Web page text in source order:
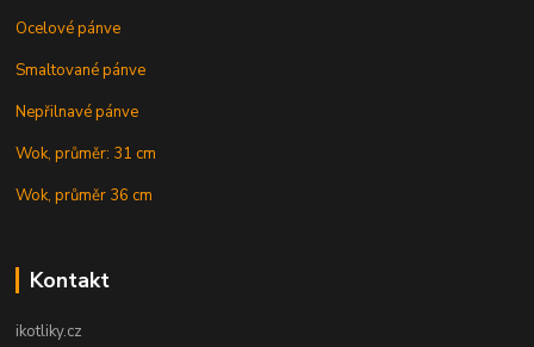
Ocelové pánve
Smaltované pánve
Nepřilnavé pánve
Wok, průměr: 31 cm
Wok, průměr 36 cm
Kontakt
ikotliky.cz